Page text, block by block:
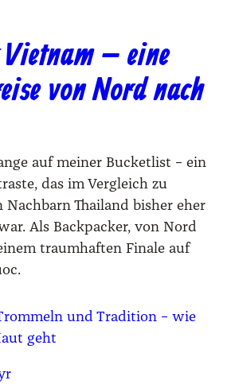
Vietnam – eine
von Nord nach
auf meiner Bucketlist – ein
das im Vergleich zu
Nachbarn Thailand bisher eher
Als Backpacker, von Nord
traumhaften Finale auf